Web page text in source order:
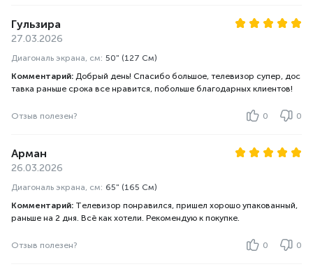
Гульзира
27.03.2026
Диагональ экрана, см: 50" (127 См)
Комментарий: Добрый день! Спасибо большое, телевизор супер, дос
тавка раньше срока все нравится, побольше благодарных клиентов!
Отзыв полезен? 0 0
Арман
26.03.2026
Диагональ экрана, см: 65" (165 См)
Комментарий: Телевизор понравился, пришел хорошо упакованный,
раньше на 2 дня. Всё как хотели. Рекомендую к покупке.
Отзыв полезен? 0 0